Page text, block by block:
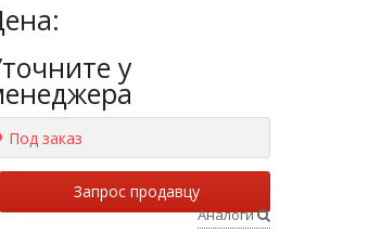
у
Под заказ
Аналоги
Запрос продавцу